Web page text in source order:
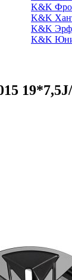
K&K
K&K
K&K
K&K